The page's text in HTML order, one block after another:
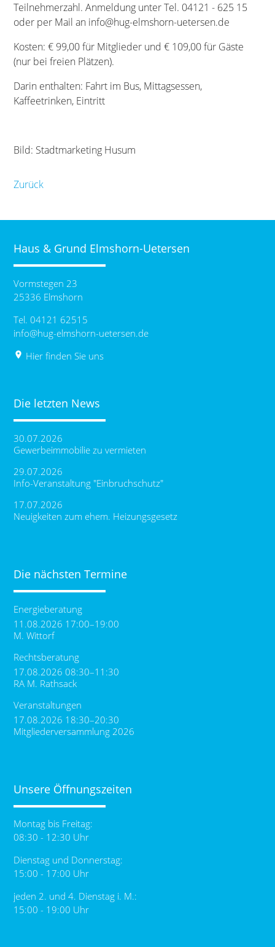
Teilnehmerzahl. Anmeldung unter Tel. 04121 - 625 15
oder per Mail an info@hug-elmshorn-uetersen.de
Kosten: € 99,00 für Mitglieder und € 109,00 für Gäste
(nur bei freien Plätzen).
Darin enthalten: Fahrt im Bus, Mittagsessen,
Kaffeetrinken, Eintritt
Bild: Stadtmarketing Husum
Zurück
Haus & Grund Elmshorn-Uetersen
Vormstegen 23
25336 Elmshorn
Tel. 04121 62515
info@hug-elmshorn-uetersen.de
place Hier finden Sie uns
Die letzten News
30.07.2026
Gewerbeimmobilie zu vermieten
29.07.2026
Info-Veranstaltung "Einbruchschutz"
17.07.2026
Neuigkeiten zum ehem. Heizungsgesetz
Die nächsten Termine
Energieberatung
11.08.2026 17:00–19:00
M. Wittorf
Rechtsberatung
17.08.2026 08:30–11:30
RA M. Rathsack
Veranstaltungen
17.08.2026 18:30–20:30
Mitgliederversammlung 2026
Unsere Öffnungszeiten
Montag bis Freitag:
08:30 - 12:30 Uhr
Dienstag und Donnerstag:
15:00 - 17:00 Uhr
jeden 2. und 4. Dienstag i. M.:
15:00 - 19:00 Uhr